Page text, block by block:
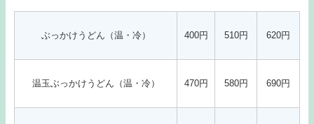
ぶっかけうどん（温・冷） 400円 510円 620円
温玉ぶっかけうどん（温・冷） 470円 580円 690円